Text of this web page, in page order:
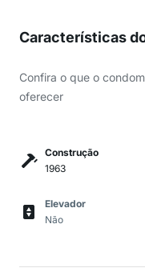
Características
Confira o que o
oferecer
Construção
1963
Elevador
Não